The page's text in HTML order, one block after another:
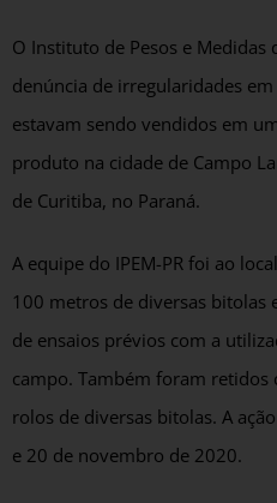
O Instituto de Pesos e Medidas
denúncia de irregularidades
estavam sendo vendidos em
produto na cidade de Campo
de Curitiba, no Paraná.
A equipe do IPEM-PR foi ao
100 metros de diversas bitolas
de ensaios prévios com a
campo. Também foram
rolos de diversas bitolas. A
e 20 de novembro de 2020.